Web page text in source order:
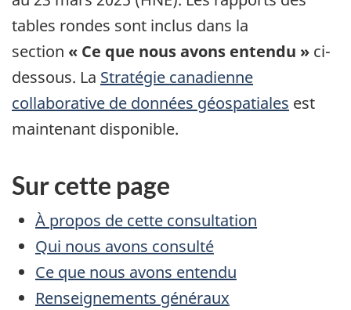
tables rondes sont inclus dans la
section « Ce que nous avons entendu » ci-
dessous. La Stratégie canadienne
collaborative de données géospatiales est
maintenant disponible.
Sur cette page
À propos de cette consultation
Qui nous avons consulté
Ce que nous avons entendu
Renseignements généraux